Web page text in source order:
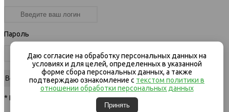
Пароль
* Вход для клиентов компании
Даю согласие на обработку персональных данных на
условиях и для целей, определенных в указанной
форме сбора персональных данных, а также
подтверждаю ознакомление с текстом политики в
отношении обработки персональных данных
Принять